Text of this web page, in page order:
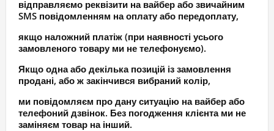
відправляємо реквізити на вайбер або звичайним
SMS повідомленням на оплату або передоплату,
якщо наложний платіж (при наявності усього
замовленого товару ми не телефонуємо).
Якщо одна або декілька позицій із замовлення
продані, або ж закінчився вибраний колір,
ми повідомляєм про дану ситуацію на вайбер або
телефоний дзвінок. Без погодження клієнта ми не
заміняєм товар на інший.